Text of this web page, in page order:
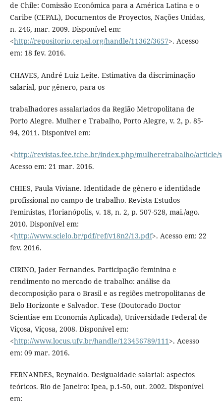
de Chile: Comissão Econômica para a América Latina e o
Caribe (CEPAL), Documentos de Proyectos, Nações Unidas,
n. 246, mar. 2009. Disponível em:
<http://repositorio.cepal.org/handle/11362/3657>. Acesso
em: 18 fev. 2016.
CHAVES, André Luiz Leite. Estimativa da discriminação
salarial, por gênero, para os
trabalhadores assalariados da Região Metropolitana de
Porto Alegre. Mulher e Trabalho, Porto Alegre, v. 2, p. 85-
94, 2011. Disponível em:
<http://revistas.fee.tche.br/index.php/mulheretrabalho/article/
Acesso em: 21 mar. 2016.
CHIES, Paula Viviane. Identidade de gênero e identidade
profissional no campo de trabalho. Revista Estudos
Feministas, Florianópolis, v. 18, n. 2, p. 507-528, mai./ago.
2010. Disponível em:
<http://www.scielo.br/pdf/ref/v18n2/13.pdf>. Acesso em: 22
fev. 2016.
CIRINO, Jader Fernandes. Participação feminina e
rendimento no mercado de trabalho: análise da
decomposição para o Brasil e as regiões metropolitanas de
Belo Horizonte e Salvador. Tese (Doutorado Doctor
Scientiae em Economia Aplicada), Universidade Federal de
Viçosa, Viçosa, 2008. Disponível em:
<http://www.locus.ufv.br/handle/123456789/111 >. Acesso
em: 09 mar. 2016.
FERNANDES, Reynaldo. Desigualdade salarial: aspectos
teóricos. Rio de Janeiro: Ipea, p.1-50, out. 2002. Disponível
em: